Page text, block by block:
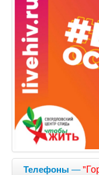
Телефоны —